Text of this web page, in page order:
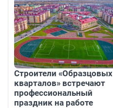
Строители «Образцовых
кварталов» встречают
профессиональный
праздник на работе